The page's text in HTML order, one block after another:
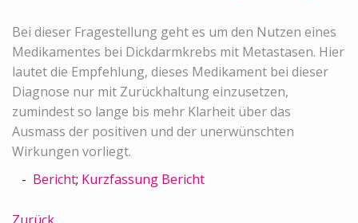
Bei dieser Fragestellung geht es um den Nutzen eines
Medikamentes bei Dickdarmkrebs mit Metastasen. Hier
lautet die Empfehlung, dieses Medikament bei dieser
Diagnose nur mit Zurückhaltung einzusetzen,
zumindest so lange bis mehr Klarheit über das
Ausmass der positiven und der unerwünschten
Wirkungen vorliegt.
Bericht; Kurzfassung Bericht